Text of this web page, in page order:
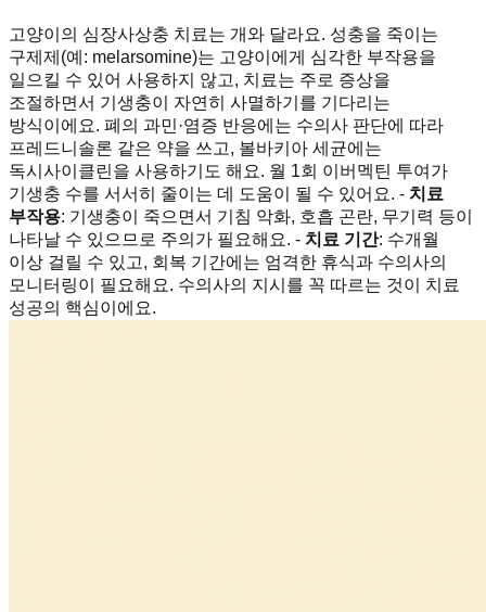
고양이의 심장사상충 치료는 개와 달라요. 성충을 죽이는
구제제(예: melarsomine)는 고양이에게 심각한 부작용을
일으킬 수 있어 사용하지 않고, 치료는 주로 증상을
조절하면서 기생충이 자연히 사멸하기를 기다리는
방식이에요. 폐의 과민·염증 반응에는 수의사 판단에 따라
프레드니솔론 같은 약을 쓰고, 볼바키아 세균에는
독시사이클린을 사용하기도 해요. 월 1회 이버멕틴 투여가
기생충 수를 서서히 줄이는 데 도움이 될 수 있어요. - 치료
부작용: 기생충이 죽으면서 기침 악화, 호흡 곤란, 무기력 등이
나타날 수 있으므로 주의가 필요해요. - 치료 기간: 수개월
이상 걸릴 수 있고, 회복 기간에는 엄격한 휴식과 수의사의
모니터링이 필요해요. 수의사의 지시를 꼭 따르는 것이 치료
성공의 핵심이에요.